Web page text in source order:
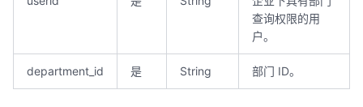
查询权限的用
户。
department_id 是 String 部门 ID。